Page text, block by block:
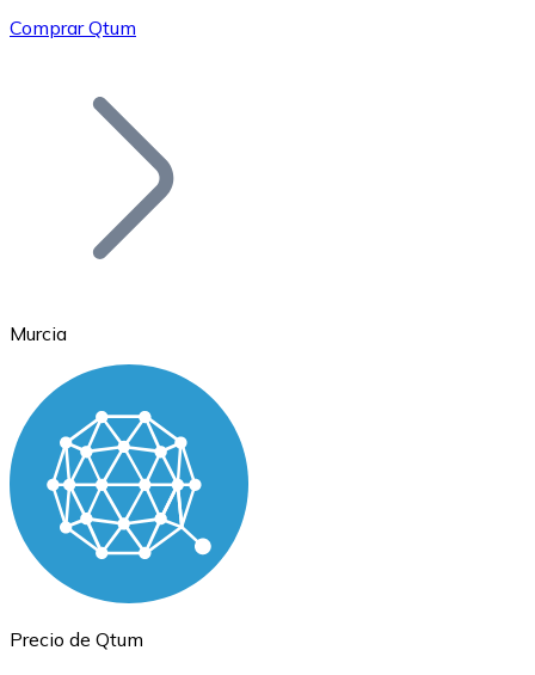
Bitcoin
Ethereum
ETH
Comprar Qtum
Murcia
Precio de Qtum